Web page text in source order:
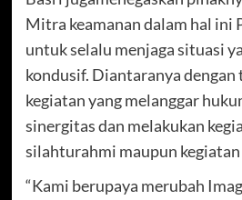
Mitra keamanan dalam hal ini
untuk selalu menjaga situasi
kondusif. Diantaranya dengan
kegiatan yang melanggar
sinergitas dan melakukan
silahturahmi maupun
“Kami berupaya merubah